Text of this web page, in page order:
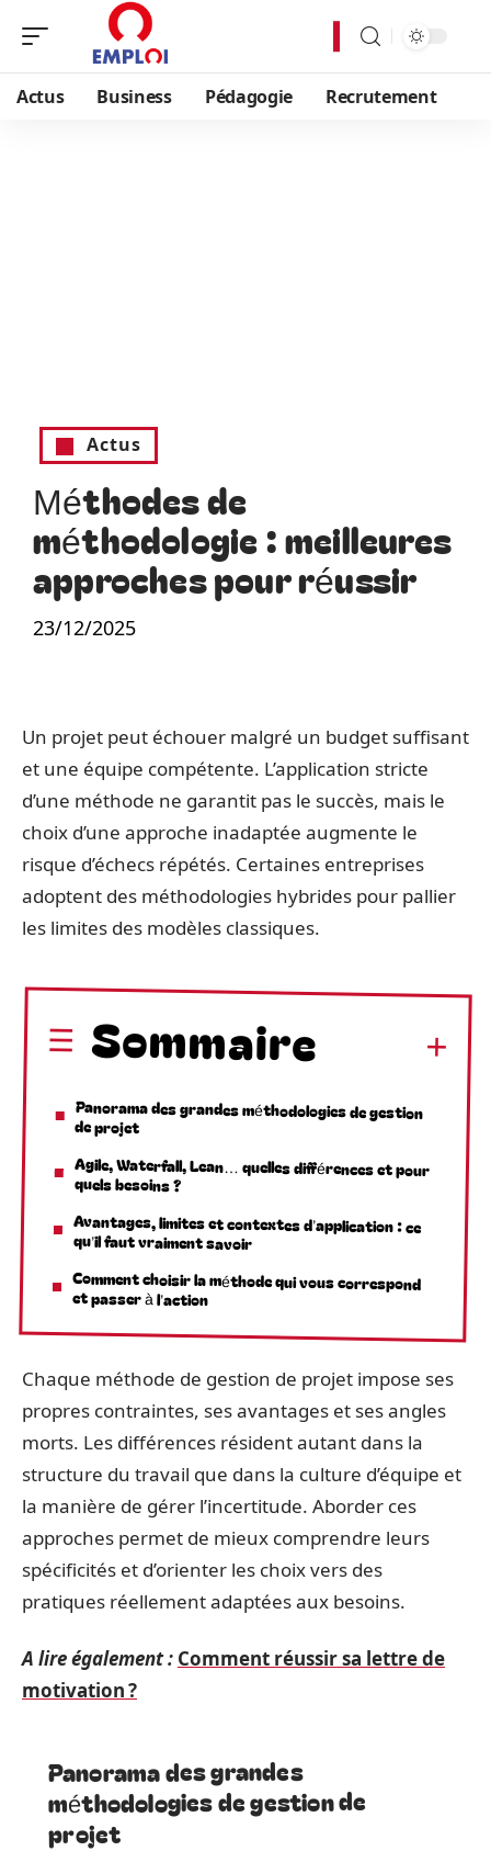
Actus Business Pédagogie Recrutement
Actus
Méthodes de
méthodologie : meilleures
approches pour réussir
23/12/2025
Un projet peut échouer malgré un budget suffisant
et une équipe compétente. L’application stricte
d’une méthode ne garantit pas le succès, mais le
choix d’une approche inadaptée augmente le
risque d’échecs répétés. Certaines entreprises
adoptent des méthodologies hybrides pour pallier
les limites des modèles classiques.
Sommaire
Panorama des grandes méthodologies de gestion
de projet
Agile, Waterfall, Lean… quelles différences et pour
quels besoins ?
Avantages, limites et contextes d’application : ce
qu’il faut vraiment savoir
Comment choisir la méthode qui vous correspond
et passer à l’action
Chaque méthode de gestion de projet impose ses
propres contraintes, ses avantages et ses angles
morts. Les différences résident autant dans la
structure du travail que dans la culture d’équipe et
la manière de gérer l’incertitude. Aborder ces
approches permet de mieux comprendre leurs
spécificités et d’orienter les choix vers des
pratiques réellement adaptées aux besoins.
A lire également : Comment réussir sa lettre de
motivation ?
Panorama des grandes
méthodologies de gestion de
projet